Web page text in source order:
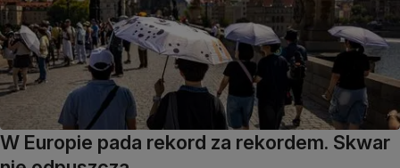
W Europie pada rekord za rekordem. Skwar